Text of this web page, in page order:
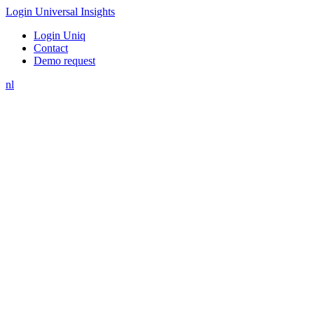
Login Universal Insights
Login Uniq
Contact
Demo request
nl